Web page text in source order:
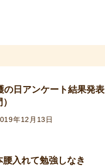
の日アンケート結果発表
年12月13日
腰入れて勉強しなき